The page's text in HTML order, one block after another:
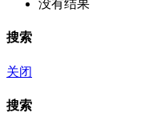
没有结果
搜索
关闭
搜索